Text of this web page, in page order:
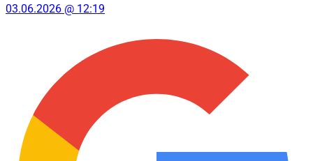
03.06.2026 @ 12:19